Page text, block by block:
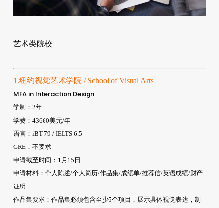
艺术类院校
1.纽约视觉艺术学院 / School of Visual Arts
MFA in Interaction Design
学制：2年
学费：43660美元/年
语言：iBT 79 / IELTS 6.5
GRE：不要求
申请截至时间：1月15日
申请材料：个人陈述/个人简历/作品集/成绩单/推荐信/英语成绩/财产
证明
作品集要求：作品集必须包含至少5个项目，展示具体视觉表达，制